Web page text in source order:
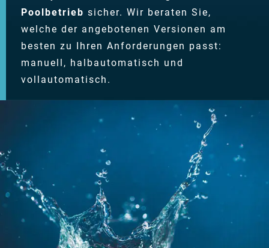
Poolbetrieb sicher. Wir beraten Sie,
welche der angebotenen Versionen am
besten zu Ihren Anforderungen passt:
manuell, halbautomatisch und
vollautomatisch.